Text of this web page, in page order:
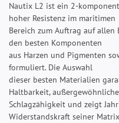
Nautix L2 ist ein 2-
hoher Resistenz im maritimen
Bereich zum Auftrag auf
den besten Komponenten
aus Harzen und Pigmenten
formuliert. Die Auswahl
dieser besten Materialien
Haltbarkeit, außergewöhnliche
Schlagzähigkeit und zeigt
Widerstandskraft seiner Matrix